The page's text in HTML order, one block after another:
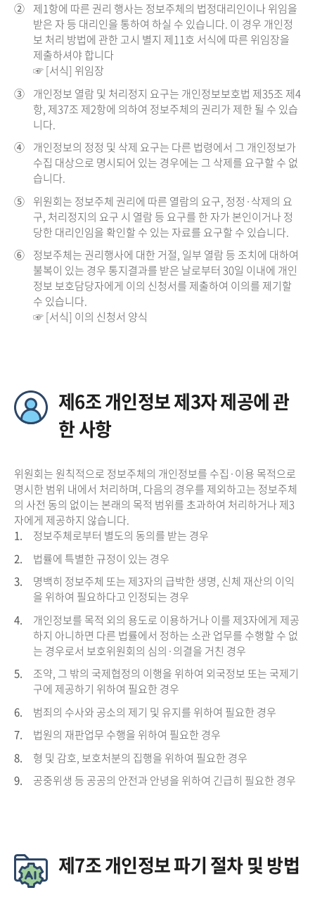
② 제1항에 따른 권리 행사는 정보주체의 법정대리인이나 위임을
받은 자 등 대리인을 통하여 하실 수 있습니다. 이 경우 개인정
보 처리 방법에 관한 고시 별지 제11호 서식에 따른 위임장을
제출하셔야 합니다
☞ [서식] 위임장
③ 개인정보 열람 및 처리정지 요구는 개인정보보호법 제35조 제4
항, 제37조 제2항에 의하여 정보주체의 권리가 제한 될 수 있습
니다.
④ 개인정보의 정정 및 삭제 요구는 다른 법령에서 그 개인정보가
수집 대상으로 명시되어 있는 경우에는 그 삭제를 요구할 수 없
습니다.
⑤ 위원회는 정보주체 권리에 따른 열람의 요구, 정정·삭제의 요
구, 처리정지의 요구 시 열람 등 요구를 한 자가 본인이거나 정
당한 대리인임을 확인할 수 있는 자료를 요구할 수 있습니다.
⑥ 정보주체는 권리행사에 대한 거절, 일부 열람 등 조치에 대하여
불복이 있는 경우 통지결과를 받은 날로부터 30일 이내에 개인
정보 보호담당자에게 이의 신청서를 제출하여 이의를 제기할
수 있습니다.
☞ [서식] 이의 신청서 양식
제6조 개인정보 제3자 제공에 관
한 사항
위원회는 원칙적으로 정보주체의 개인정보를 수집·이용 목적으로
명시한 범위 내에서 처리하며, 다음의 경우를 제외하고는 정보주체
의 사전 동의 없이는 본래의 목적 범위를 초과하여 처리하거나 제3
자에게 제공하지 않습니다.
1.
정보주체로부터 별도의 동의를 받는 경우
2.
법률에 특별한 규정이 있는 경우
3.
명백히 정보주체 또는 제3자의 급박한 생명, 신체 재산의 이익
을 위하여 필요하다고 인정되는 경우
4.
개인정보를 목적 외의 용도로 이용하거나 이를 제3자에게 제공
하지 아니하면 다른 법률에서 정하는 소관 업무를 수행할 수 없
는 경우로서 보호위원회의 심의·의결을 거친 경우
5.
조약, 그 밖의 국제협정의 이행을 위하여 외국정보 또는 국제기
구에 제공하기 위하여 필요한 경우
6.
범죄의 수사와 공소의 제기 및 유지를 위하여 필요한 경우
7.
법원의 재판업무 수행을 위하여 필요한 경우
8.
형 및 감호, 보호처분의 집행을 위하여 필요한 경우
9.
공중위생 등 공공의 안전과 안녕을 위하여 긴급히 필요한 경우
제7조 개인정보 파기 절차 및 방법